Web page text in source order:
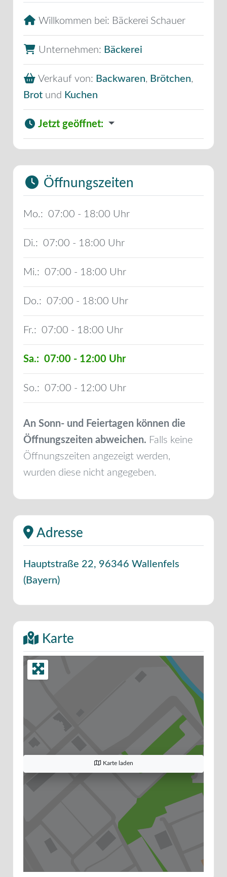
Willkommen bei: Bäckerei Schauer
Unternehmen: Bäckerei
Verkauf von: Backwaren, Brötchen,
Brot und Kuchen
Jetzt geöffnet:
Öffnungszeiten
Mo.: 07:00 - 18:00
Di.: 07:00 - 18:00
Mi.: 07:00 - 18:00
Do.: 07:00 - 18:00
Fr.: 07:00 - 18:00
Sa.: 07:00 - 12:00
So.: 07:00 - 12:00
An Sonn- und Feiertagen können die
Öffnungszeiten abweichen. Falls keine
Öffnungszeiten angezeigt werden,
wurden diese nicht angegeben.
Adresse
Hauptstraße 22, 96346 Wallenfels
(Bayern)
Karte
Karte laden